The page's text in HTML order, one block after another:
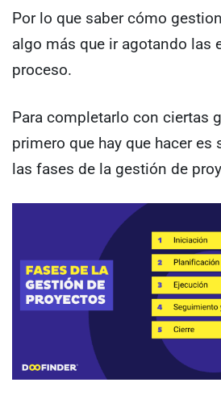
Por lo que saber cómo
algo más que ir agotando las
proceso.
Para completarlo con ciertas
primero que hay que hacer es
las fases de la gestión de